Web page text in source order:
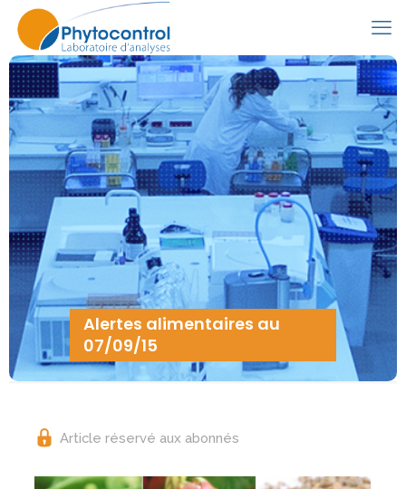
Alertes alimentaires au
07/09/15
Article réservé aux abonnés